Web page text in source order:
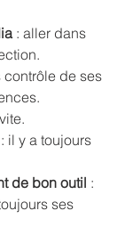
: aller dans
contrôle de ses
: il y a toujours
de bon outil :
ses